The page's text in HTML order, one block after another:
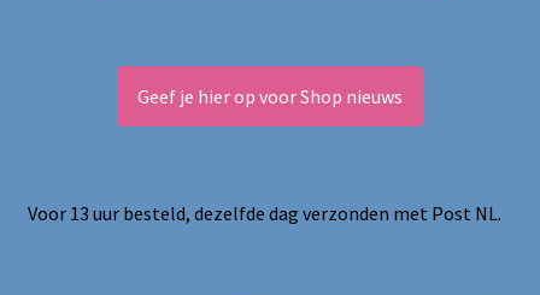
Geef je hier op voor Shop nieuws
Voor 13 uur besteld, dezelfde dag verzonden met Post NL.